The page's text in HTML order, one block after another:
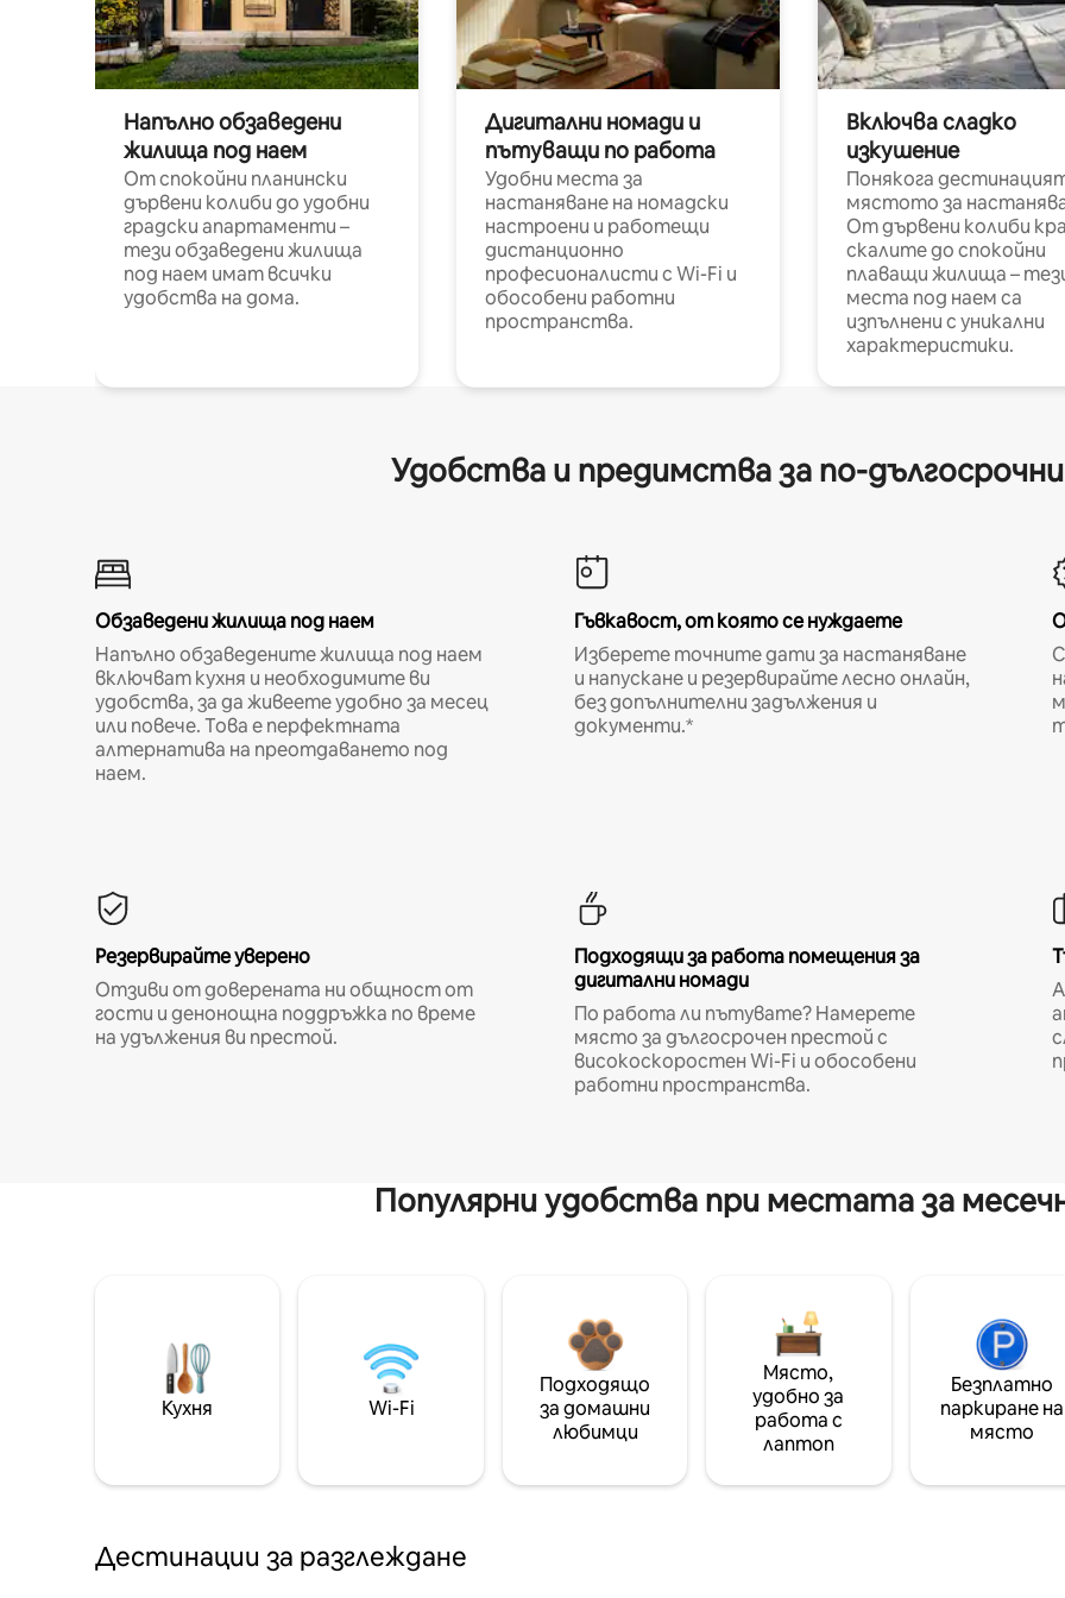
Напълно обзаведени
жилища под наем
От спокойни планински
дървени колиби до удобни
градски апартаменти –
тези обзаведени жилища
под наем имат всички
удобства на дома.
Дигитални номади и
пътуващи по работа
Удобни места за
настаняване на номадски
настроени и работещи
дистанционно
професионалисти с Wi-Fi и
обособени работни
пространства.
Включва сладко
изкушение
Понякога
мястото за
От дървени колиби
скалите до спокойни
плаващи жилища –
места под наем са
изпълнени с уникални
характеристики.
Удобства и предимства за по-
Обзаведени жилища под наем
Напълно обзаведените жилища под наем
включват кухня и необходимите ви
удобства, за да живеете удобно за месец
или повече. Това е перфектната
алтернатива на преотдаването под
наем.
Гъвкавост, от която се нуждаете
Изберете точните дати за настаняване
и напускане и резервирайте лесно онлайн,
без допълнителни задължения и
документи.*
Резервирайте уверено
Отзиви от доверената ни общност от
гости и денонощна поддръжка по време
на удължения ви престой.
Подходящи за работа помещения за
дигитални номади
По работа ли пътувате? Намерете
място за дългосрочен престой с
високоскоростен Wi-Fi и обособени
работни пространства.
Популярни удобства при местата за
Кухня Wi-Fi
Подходящо
за домашни
любимци
Място,
удобно за
работа с
лаптоп
Безплатно
паркиране на
място
Дестинации за разглеждане